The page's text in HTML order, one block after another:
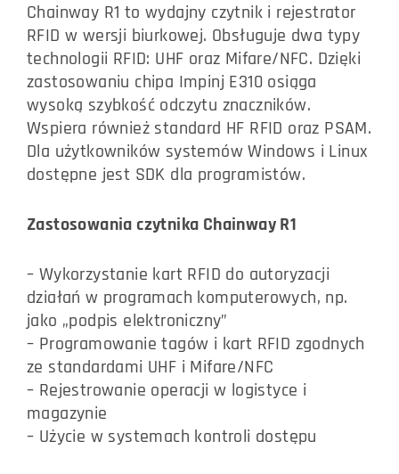
Chainway R1 to wydajny czytnik i rejestrator
RFID w wersji biurkowej. Obsługuje dwa typy
technologii RFID: UHF oraz Mifare/NFC. Dzięki
zastosowaniu chipa Impinj E310 osiąga
wysoką szybkość odczytu znaczników.
Wspiera również standard HF RFID oraz PSAM.
Dla użytkowników systemów Windows i Linux
dostępne jest SDK dla programistów.
Zastosowania czytnika Chainway R1
– Wykorzystanie kart RFID do autoryzacji
działań w programach komputerowych, np.
jako „podpis elektroniczny”
– Programowanie tagów i kart RFID zgodnych
ze standardami UHF i Mifare/NFC
– Rejestrowanie operacji w logistyce i
magazynie
– Użycie w systemach kontroli dostępu